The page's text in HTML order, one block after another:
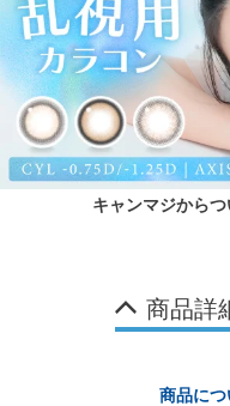
キャンマジから
商品詳
商品に